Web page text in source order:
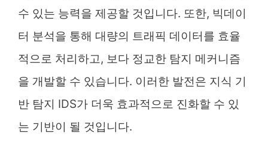
수 있는 능력을 제공할 것입니다. 또한, 빅데이
터 분석을 통해 대량의 트래픽 데이터를 효율
적으로 처리하고, 보다 정교한 탐지 메커니즘
을 개발할 수 있습니다. 이러한 발전은 지식 기
반 탐지 IDS가 더욱 효과적으로 진화할 수 있
는 기반이 될 것입니다.